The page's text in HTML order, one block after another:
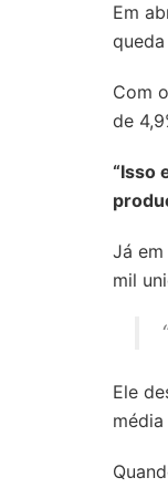
Em
Com
de
“Isso
Já
mil
Ele